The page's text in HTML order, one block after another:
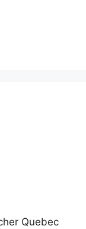
Quebec